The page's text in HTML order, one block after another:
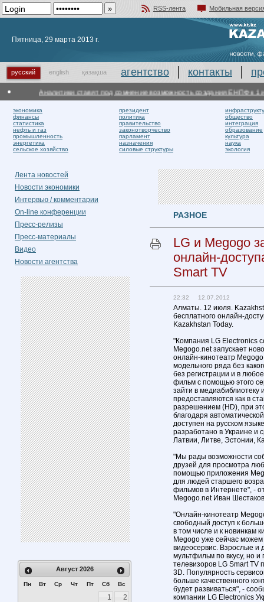
RSS-лента
Мобильная
Пятница, 29 марта 2013 г.
русский english қазақша агентство контакты
Аналитики ставят под сомнение возможность создания ЕНПФ к 1
экономика
финансы
статистика
нефть и газ
промышленность
энергетика
сельское хозяйство
президент
политика
правительство
законотворчество
парламент
назначения
силовые структуры
общество
интеграция
образование
культура
наука
экология
Лента новостей
Новости экономики
Интервью / комментарии
On-line конференции
Пресс-релизы
Пресс-материалы
Видео
Новости агентства
Август 2026
Пн Вт Ср Чт Пт Сб Вс
1
2
РАЗНОЕ
LG и Megogo
онлайн-
Smart TV
22:32 12.07.2012
Алматы. 12 июля.
бесплатного онлайн-
Kazakhstan Today.
"Компания LG Electronics
Megogo.net запускает
онлайн-кинотеатр
модельного ряда без
без регистрации и в
фильм с помощью этого
зайти в
предоставляются как в
разрешением (HD), при
благодаря
доступен на русском
разработано в Украине и
Латвии, Литве, Эстонии,
"Мы рады возможности
друзей для просмотра
помощью приложения
для людей старшего
фильмов в Интернете", -
Megogo.net Иван
"Онлайн-кинотеатр
свободный доступ к
в том числе и к новинкам
Megogo уже сейчас
видеосервис. Взрослые и
мультфильм по вкусу, но и
телевизоров LG Smart
3D. Популярность
больше качественного
будет развиваться", -
компании LG Electronics